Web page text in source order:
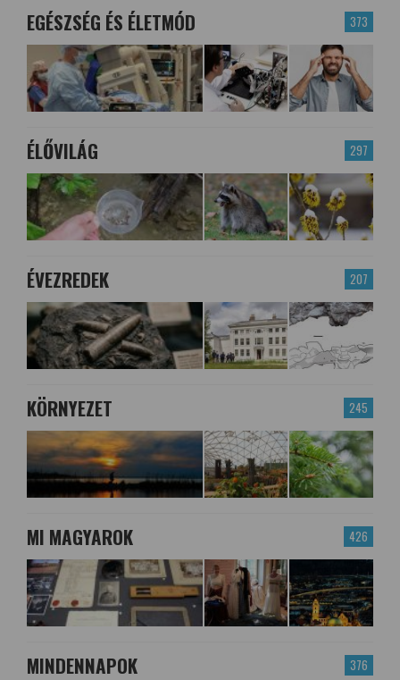
373
EGÉSZSÉG ÉS ÉLETMÓD
297
ÉLŐVILÁG
207
ÉVEZREDEK
245
KÖRNYEZET
426
MI MAGYAROK
376
MINDENNAPOK